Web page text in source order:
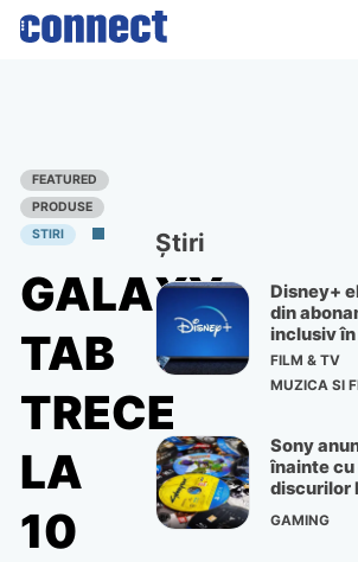
Skip
FEATURED
PRODUSE
STIRI
GALAXY
TAB
TRECE
LA
10
Știri
Disney+
din
inclusiv în
primești
FILM & TV
MUZICA SI
Sony
înainte
discurilor
ciuda
GAMING